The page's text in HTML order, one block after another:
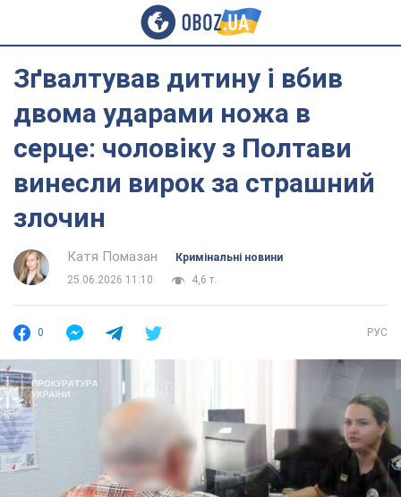
Зґвалтував дитину і вбив
двома ударами ножа в
серце: чоловіку з Полтави
винесли вирок за страшний
злочин
Катя Помазан
Кримінальні новини
25.06.2026 11:10
4,6 т.
0 РУС